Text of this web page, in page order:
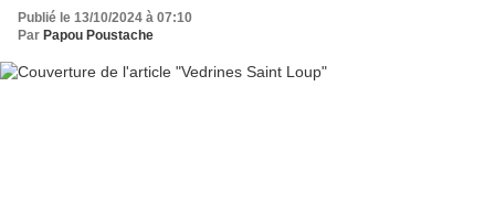
Publié le 13/10/2024 à 07:10
Par Papou Poustache